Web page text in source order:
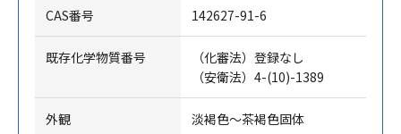
CAS番号 142627-91-6
既存化学物質番号
（化審法）登録なし
（安衛法）4-(10)-1389
外観 淡褐色～茶褐色固体